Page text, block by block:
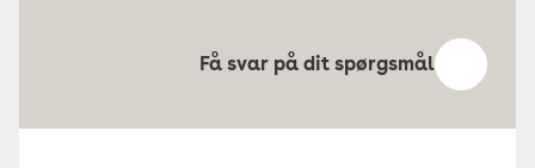
Få svar på dit spørgsmål